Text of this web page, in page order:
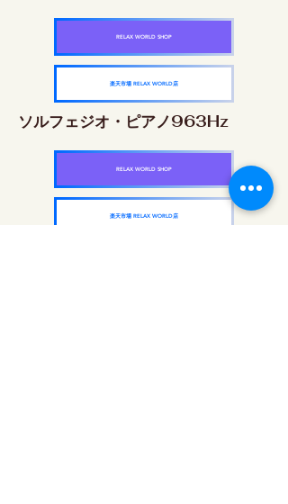
RELAX WORLD SHOP
楽天市場 RELAX WORLD店
ソルフェジオ・ピアノ963Hz
RELAX WORLD SHOP
楽天市場 RELAX WORLD店